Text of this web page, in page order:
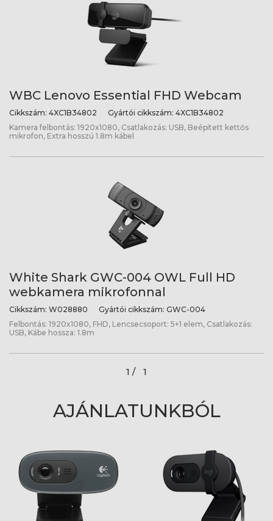
WBC Lenovo Essential FHD Webcam
Cikkszám: 4XC1B34802 Gyártói cikkszám: 4XC1B34802
Kamera felbontás: 1920x1080, Csatlakozás: USB, Beépített kettős
mikrofon, Extra hosszú 1.8m kábel
White Shark GWC-004 OWL Full HD
webkamera mikrofonnal
Cikkszám: W028880 Gyártói cikkszám: GWC-004
Felbontás: 1920x1080, FHD, Lencsecsoport: 5+1 elem, Csatlakozás:
USB, Kábe hossza: 1.8m
1 / 1
AJÁNLATUNKBÓL